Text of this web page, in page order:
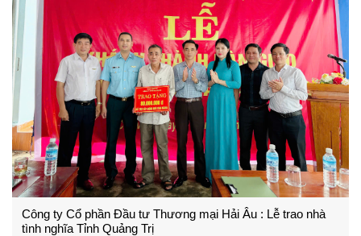
Công ty Cổ phần Đầu tư Thương mại Hải Âu : Lễ trao nhà
tình nghĩa Tỉnh Quảng Trị